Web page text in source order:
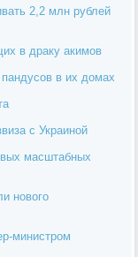
2,2 млн рублей
в драку акимов
в их домах
с Украиной
масштабных
нового
министром